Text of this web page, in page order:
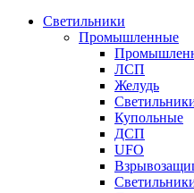
Светильники
Промышленные
ЛСП
Желудь
Купольные
ДСП
UFO